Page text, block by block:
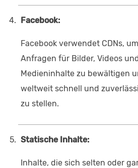
Facebook:
Facebook verwendet CDNs,
Anfragen für Bilder, Videos
Medieninhalte zu bewältigen
weltweit schnell und
zu stellen.
Statische Inhalte:
Inhalte, die sich selten oder